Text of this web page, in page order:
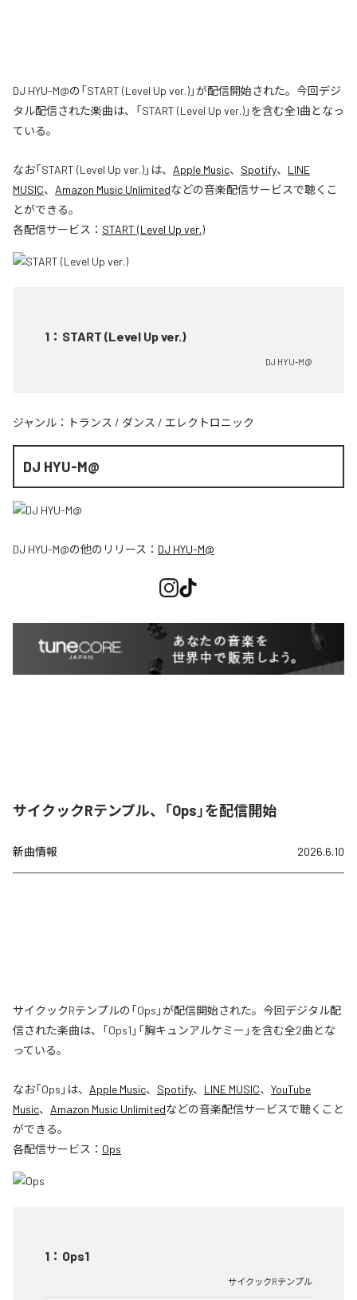
DJ HYU-M@の「START (Level Up ver.)」が配信開始された。今回デジ
タル配信された楽曲は、「START (Level Up ver.)」を含む全1曲となっ
ている。
なお「START (Level Up ver.)」は、 Apple Music、 Spotify、 LINE
MUSIC、 Amazon Music Unlimitedなどの音楽配信サービスで聴くこ
とができる。
各配信サービス： START (Level Up ver.)
1 ： START (Level Up ver.)
DJ HYU-M@
ジャンル： トランス / ダンス / エレクトロニック
DJ HYU-M@
DJ HYU-M@の他のリリース： DJ HYU-M@
サイクックRテンプル、「Ops」を配信開始
新曲情報 2026.6.10
サイクックRテンプルの「Ops」が配信開始された。今回デジタル配
信された楽曲は、「Ops1」「胸キュンアルケミー」を含む全2曲とな
っている。
なお「Ops 」は、 Apple Music、 Spotify、 LINE MUSIC、 YouTube
Music、 Amazon Music Unlimitedなどの音楽配信サービスで聴くこと
ができる。
各配信サービス： Ops
1 ： Ops1
サイクックRテンプル